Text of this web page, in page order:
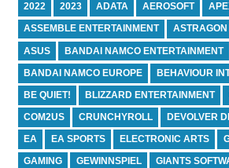
2022 2023 ADATA AEROSOFT
ASSEMBLE ENTERTAINMENT
ASUS BANDAI NAMCO ENTERTAINMENT
BANDAI NAMCO EUROPE BEHAVIOUR
BE QUIET! BLIZZARD ENTERTAINMENT
COM2US CRUNCHYROLL DEVOLVER
EA EA SPORTS ELECTRONIC ARTS
GAMING GEWINNSPIEL GIANTS